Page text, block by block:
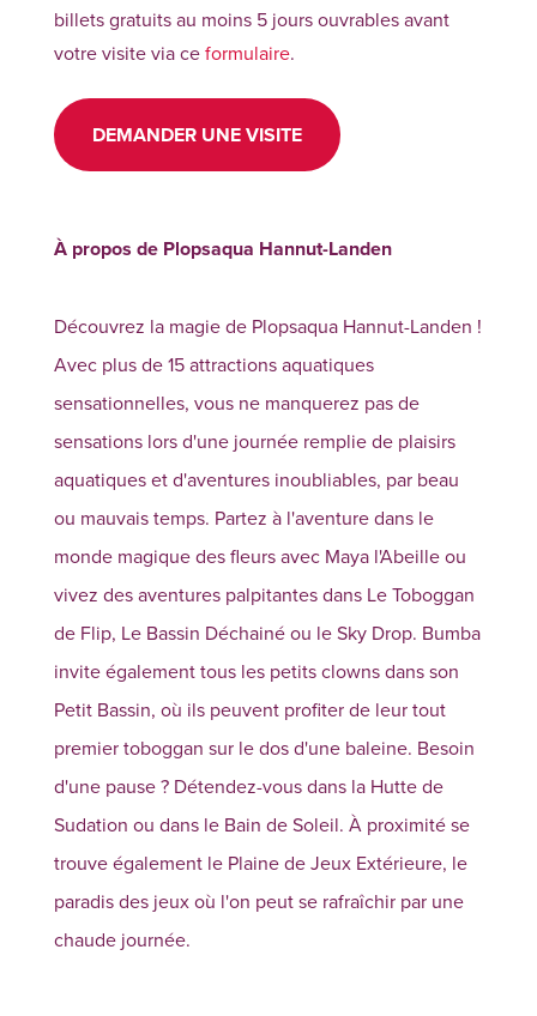
billets gratuits au moins 5 jours ouvrables avant
votre visite via ceformulaire.
DEMANDER UNE VISITE
À propos de Plopsaqua Hannut-Landen
Découvrez la magie de Plopsaqua Hannut-Landen !
Avec plus de 15 attractions aquatiques
sensationnelles, vous ne manquerez pas de
sensations lors d'une journée remplie de plaisirs
aquatiques et d'aventures inoubliables, par beau
ou mauvais temps. Partez à l'aventure dans le
monde magique des fleurs avec Maya l'Abeille ou
vivez des aventures palpitantes dans Le Toboggan
de Flip, Le Bassin Déchainé ou le Sky Drop. Bumba
invite également tous les petits clowns dans son
Petit Bassin, où ils peuvent profiter de leur tout
premier toboggan sur le dos d'une baleine. Besoin
d'une pause ? Détendez-vous dans la Hutte de
Sudation ou dans le Bain de Soleil. À proximité se
trouve également le Plaine de Jeux Extérieure, le
paradis des jeux où l'on peut se rafraîchir par une
chaude journée.